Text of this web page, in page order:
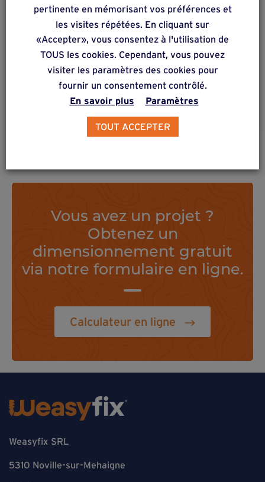
solution16
Plancher en dalles minérales sur structure
métal.
En savoir plus
Vous avez un projet ?
Obtenez un
dimensionnement gratuit
via notre formulaire en ligne.
Calculateur en ligne
Weasyfix SRL
5310 Noville-sur-Mehaigne
pertinente en mémorisant vos préférences et
les visites répétées. En cliquant sur
«Accepter», vous consentez à l'utilisation de
TOUS les cookies. Cependant, vous pouvez
visiter les paramètres des cookies pour
fournir un consentement contrôlé.
En savoir plus
Paramètres
TOUT ACCEPTER